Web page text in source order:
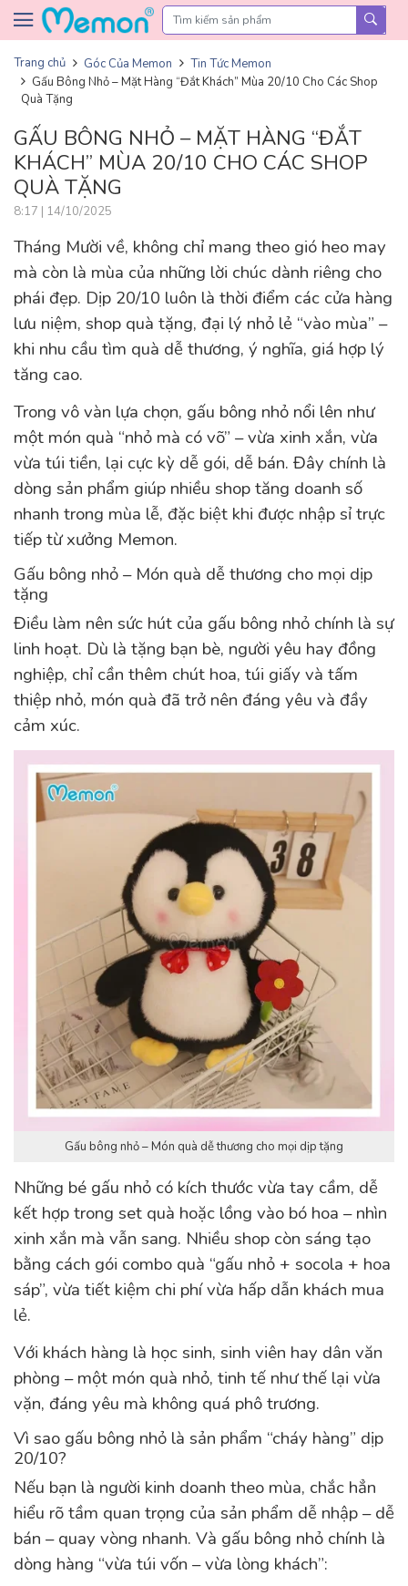
Skip to content
Trang chủ Góc Của Memon
Tin Tức Memon
Gấu Bông Nhỏ – Mặt Hàng “Đắt Khách” Mùa 20/10 Cho Các Shop
Quà Tặng
GẤU BÔNG NHỎ – MẶT HÀNG “ĐẮT
KHÁCH” MÙA 20/10 CHO CÁC SHOP
QUÀ TẶNG
8:17 | 14/10/2025
Tháng Mười về, không chỉ mang theo gió heo may
mà còn là mùa của những lời chúc dành riêng cho
phái đẹp. Dịp 20/10 luôn là thời điểm các cửa hàng
lưu niệm, shop quà tặng, đại lý nhỏ lẻ “vào mùa” –
khi nhu cầu tìm quà dễ thương, ý nghĩa, giá hợp lý
tăng cao.
Trong vô vàn lựa chọn, gấu bông nhỏ nổi lên như
một món quà “nhỏ mà có võ” – vừa xinh xắn, vừa
vừa túi tiền, lại cực kỳ dễ gói, dễ bán. Đây chính là
dòng sản phẩm giúp nhiều shop tăng doanh số
nhanh trong mùa lễ, đặc biệt khi được nhập sỉ trực
tiếp từ xưởng Memon.
Gấu bông nhỏ – Món quà dễ thương cho mọi dịp
tặng
Điều làm nên sức hút của gấu bông nhỏ chính là sự
linh hoạt. Dù là tặng bạn bè, người yêu hay đồng
nghiệp, chỉ cần thêm chút hoa, túi giấy và tấm
thiệp nhỏ, món quà đã trở nên đáng yêu và đầy
cảm xúc.
Gấu bông nhỏ – Món quà dễ thương cho mọi dịp tặng
Những bé gấu nhỏ có kích thước vừa tay cầm, dễ
kết hợp trong set quà hoặc lồng vào bó hoa – nhìn
xinh xắn mà vẫn sang. Nhiều shop còn sáng tạo
bằng cách gói combo quà “gấu nhỏ + socola + hoa
sáp”, vừa tiết kiệm chi phí vừa hấp dẫn khách mua
lẻ.
Với khách hàng là học sinh, sinh viên hay dân văn
phòng – một món quà nhỏ, tinh tế như thế lại vừa
vặn, đáng yêu mà không quá phô trương.
Vì sao gấu bông nhỏ là sản phẩm “cháy hàng” dịp
20/10?
Nếu bạn là người kinh doanh theo mùa, chắc hẳn
hiểu rõ tầm quan trọng của sản phẩm dễ nhập – dễ
bán – quay vòng nhanh. Và gấu bông nhỏ chính là
dòng hàng “vừa túi vốn – vừa lòng khách”: